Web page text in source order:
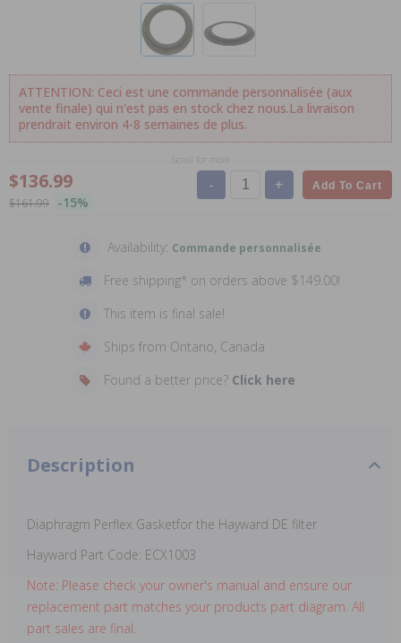
ATTENTION: Ceci est une commande personnalisée (aux
vente finale) qui n'est pas en stock chez nous.La livraison
prendrait environ 4-8 semaines de plus.
Scroll for more
$136.99
$161.99 -15%
- + Add To Cart
Availability: Commande personnalisée
Free shipping* on orders above $149.00!
This item is final sale!
Ships from Ontario, Canada
Found a better price? Click here
Description
Diaphragm Perflex Gasketfor the Hayward DE filter
Hayward Part Code: ECX1003
Note: Please check your owner's manual and ensure our
replacement part matches your products part diagram. All
part sales are final.